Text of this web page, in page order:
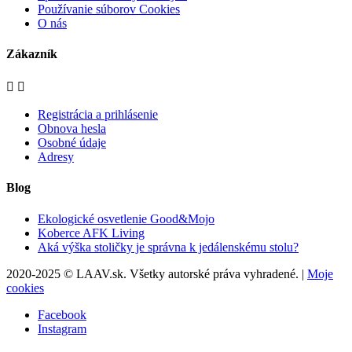
Používanie súborov Cookies
O nás
Zákazník
 
Registrácia a prihlásenie
Obnova hesla
Osobné údaje
Adresy
Blog
Ekologické osvetlenie Good&Mojo
Koberce AFK Living
Aká výška stoličky je správna k jedálenskému stolu?
2020-2025 © LAAV.sk. Všetky autorské práva vyhradené. | Moje
cookies
Facebook
Instagram